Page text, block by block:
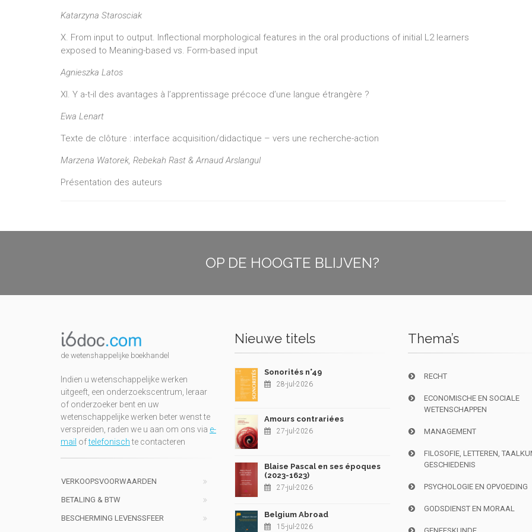
Katarzyna Starosciak
X. From input to output. Inflectional morphological features in the oral productions of initial L2 learners
exposed to Meaning-based vs. Form-based input
Agnieszka Latos
XI. Y a-t-il des avantages à l’apprentissage précoce d’une langue étrangère ?
Ewa Lenart
Texte de clôture : interface acquisition/didactique – vers une recherche-action
Marzena Watorek, Rebekah Rast & Arnaud Arslangul
Présentation des auteurs
OP DE HOOGTE BLIJVEN?
de wetenshappelijke boekhandel
Indien u wetenschappelijke werken
uitgeeft, een onderzoekscentrum, leraar
of onderzoeker bent en uw
wetenschappelijke werken beter wenst te
verspreiden, raden we u aan om ons via e-
mail oftelefonischte contacteren
VERKOOPSVOORWAARDEN
BETALING & BTW
BESCHERMING LEVENSSFEER
Nieuwe titels
Sonorités n°49
28-jul-2026
Amours contrariées
27-jul-2026
Blaise Pascal en ses époques
(2023-1623)
27-jul-2026
Belgium Abroad
15-jul-2026
Thema’s
RECHT
ECONOMISCHE EN SOCIALE
WETENSCHAPPEN
MANAGEMENT
FILOSOFIE, LETTEREN,
GESCHIEDENIS
PSYCHOLOGIE EN OPVOEDING
GODSDIENST EN MORAAL